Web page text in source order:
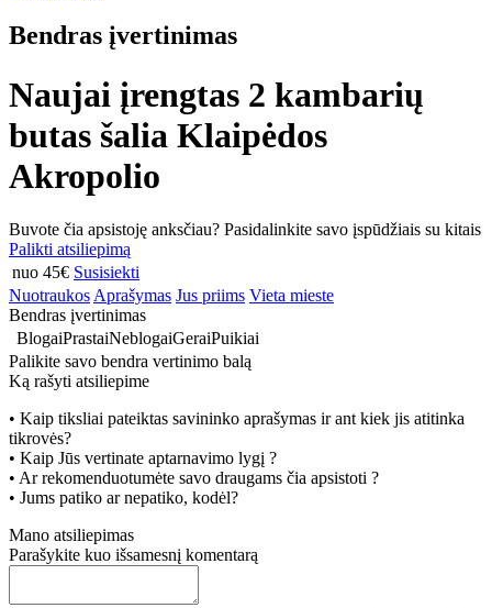
Bendras įvertinimas
Naujai įrengtas 2 kambarių
butas šalia Klaipėdos
Akropolio
Buvote čia apsistoję anksčiau? Pasidalinkite savo įspūdžiais su kitais
Palikti atsiliepimą
nuo 45€ Susisiekti
Nuotraukos Aprašymas Jus priims Vieta mieste
Bendras įvertinimas
BlogaiPrastaiNeblogaiGeraiPuikiai
Palikite savo bendra vertinimo balą
Ką rašyti atsiliepime
• Kaip tiksliai pateiktas savininko aprašymas ir ant kiek jis atitinka
tikrovės?
• Kaip Jūs vertinate aptarnavimo lygį ?
• Ar rekomenduotumėte savo draugams čia apsistoti ?
• Jums patiko ar nepatiko, kodėl?
Mano atsiliepimas
Parašykite kuo išsamesnį komentarą